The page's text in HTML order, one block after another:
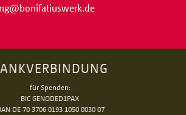
@bonifatiuswerk.de
für Spenden:
BIC GENODED1PAX
DE 70 3706 0193 1050 0030 07